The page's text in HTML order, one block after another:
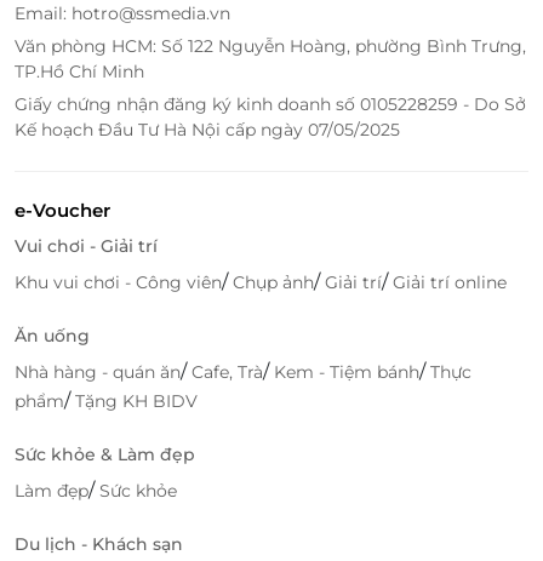
Email: hotro@ssmedia.vn
Văn phòng HCM: Số 122 Nguyễn Hoàng, phường Bình Trưng,
TP.Hồ Chí Minh
Giấy chứng nhận đăng ký kinh doanh số 0105228259 - Do Sở
Kế hoạch Đầu Tư Hà Nội cấp ngày 07/05/2025
e-Voucher
Vui chơi - Giải trí
Khu vui chơi - Công viên/Chụp ảnh/Giải trí/Giải trí online
Ăn uống
Nhà hàng - quán ăn/Cafe, Trà/ Kem - Tiệm bánh/Thực
phẩm/Tặng KH BIDV
Sức khỏe & Làm đẹp
Làm đẹp/Sức khỏe
Du lịch - Khách sạn